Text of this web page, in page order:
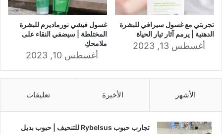
تجربتي مع غسول سيرافي للبشرة
الدهنية | يرمم آثار تيار الحياة
أغسطس 13, 2023
غسول فيشي نورماديرم للبشرة
المختلطة | سيضفي النقاء على
ملامحكِ
أغسطس 10, 2023
الأشهر الأخيرة تعليقات
تجارب حبوب Rybelsus للتنحيف | حبوب بديل